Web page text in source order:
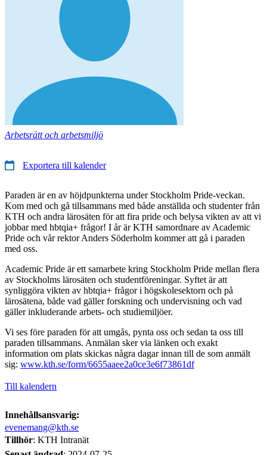
Arbetsrätt och arbetsmiljö
Exportera till kalender
Paraden är en av höjdpunkterna under Stockholm Pride-veckan.
Kom med och gå tillsammans med både anställda och studenter från
KTH och andra lärosäten för att fira pride och belysa vikten av att vi
jobbar med hbtqia+ frågor! I år är KTH samordnare av Academic
Pride och vår rektor Anders Söderholm kommer att gå i paraden
med oss.
Academic Pride är ett samarbete kring Stockholm Pride mellan flera
av Stockholms lärosäten och studentföreningar. Syftet är att
synliggöra vikten av hbtqia+ frågor i högskolesektorn och på
lärosätena, både vad gäller forskning och undervisning och vad
gäller inkluderande arbets- och studiemiljöer.
Vi ses före paraden för att umgås, pynta oss och sedan ta oss till
paraden tillsammans. Anmälan sker via länken och exakt
information om plats skickas några dagar innan till de som anmält
sig: www.kth.se/form/6655aaee2a0ce3e6f73861df
Till kalendern
Innehållsansvarig:
evenemang@kth.se
Tillhör: KTH Intranät